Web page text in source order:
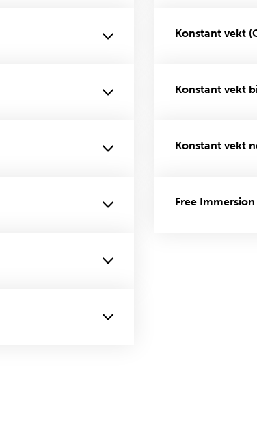
Konstant vekt
Konstant vekt
Konstant vekt
Free Immersion